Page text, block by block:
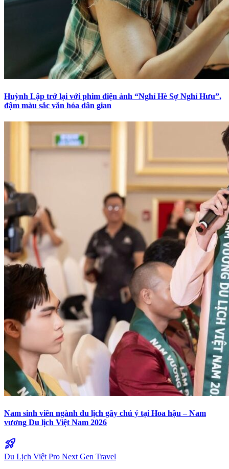
Huỳnh Lập trở lại với phim điện ảnh “Nghỉ Hè Sợ Nghỉ Hưu”,
đậm màu sắc văn hóa dân gian
Nam sinh viên ngành du lịch gây chú ý tại Hoa hậu – Nam
vương Du lịch Việt Nam 2026
rocket_launch
Du Lịch Việt Pro Next Gen Travel